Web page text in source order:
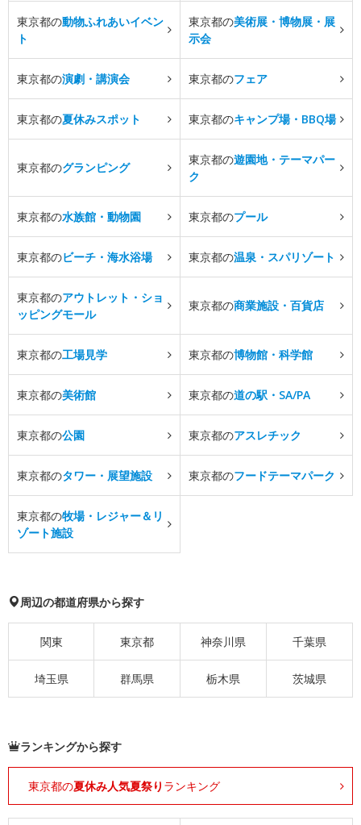
東京都の動物ふれあいイベン
ト
東京都の美術展・博物展・展
示会
東京都の演劇・講演会 東京都のフェア
東京都の夏休みスポット 東京都のキャンプ場・BBQ場
東京都のグランピング
東京都の遊園地・テーマパー
ク
東京都の水族館・動物園 東京都のプール
東京都のビーチ・海水浴場 東京都の温泉・スパリゾート
東京都のアウトレット・ショ
ッピングモール
東京都の商業施設・百貨店
東京都の工場見学 東京都の博物館・科学館
東京都の美術館 東京都の道の駅・SA/PA
東京都の公園 東京都のアスレチック
東京都のタワー・展望施設 東京都のフードテーマパーク
東京都の牧場・レジャー＆リ
ゾート施設
周辺の都道府県から探す
関東 東京都 神奈川県 千葉県
埼玉県 群馬県 栃木県 茨城県
ランキングから探す
東京都の夏休み人気夏祭り ランキング